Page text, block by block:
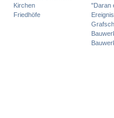
Kirchen
Friedhöfe
"Daran